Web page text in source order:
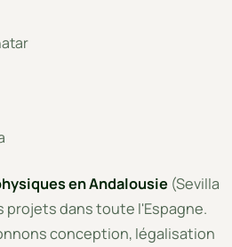
en Andalousie (Sevilla
dans toute l'Espagne.
conception, légalisation